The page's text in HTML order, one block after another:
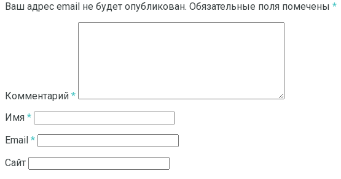
Ваш адрес email не будет опубликован. Обязательные поля помечены *
Комментарий *
Имя *
Email *
Сайт